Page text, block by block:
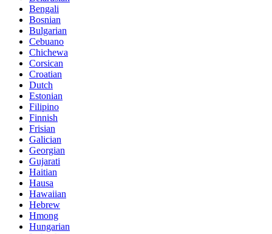
Bengali
Bosnian
Bulgarian
Cebuano
Chichewa
Corsican
Croatian
Dutch
Estonian
Filipino
Finnish
Frisian
Galician
Georgian
Gujarati
Haitian
Hausa
Hawaiian
Hebrew
Hmong
Hungarian